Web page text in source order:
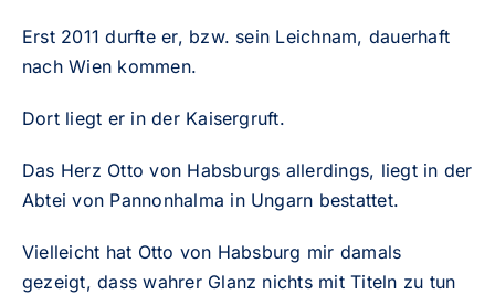
Erst 2011 durfte er, bzw. sein Leichnam, dauerhaft
nach Wien kommen.
Dort liegt er in der Kaisergruft.
Das Herz Otto von Habsburgs allerdings, liegt in der
Abtei von Pannonhalma in Ungarn bestattet.
Vielleicht hat Otto von Habsburg mir damals
gezeigt, dass wahrer Glanz nichts mit Titeln zu tun